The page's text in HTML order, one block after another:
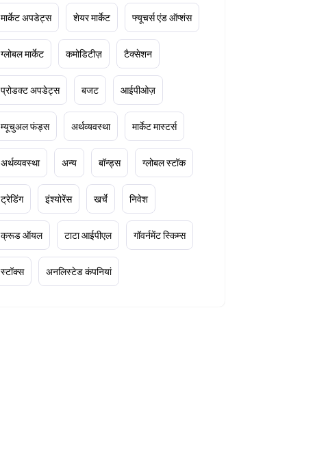
मार्केट अपडेट्स शेयर मार्केट फ्यूचर्स एंड ऑप्शंस
ग्लोबल मार्केट कमोडिटीज़ टैक्सेशन
प्रोडक्ट अपडेट्स बजट आईपीओज़
म्यूचुअल फंड्स अर्थव्यवस्था मार्केट मास्टर्स
अर्थव्यवस्था अन्य बॉन्ड्स ग्लोबल स्टॉक
ट्रेडिंग इंश्योरेंस खर्चे निवेश
क्रूड ऑयल टाटा आईपीएल गॉवर्नमेंट स्किम्स
स्टॉक्स अनलिस्टेड कंपनियां